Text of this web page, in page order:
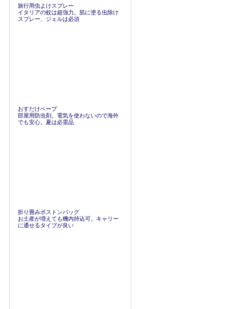
旅行用虫よけスプレー
イタリアの蚊は超強力。肌に塗る虫除け
スプレー、ジェルは必須
おすだけベープ
部屋用防虫剤。電気を使わないので海外
でも安心。夏は必需品
折り畳みボストンバッグ
お土産が増えても機内持込可。キャリー
に通せるタイプが良い